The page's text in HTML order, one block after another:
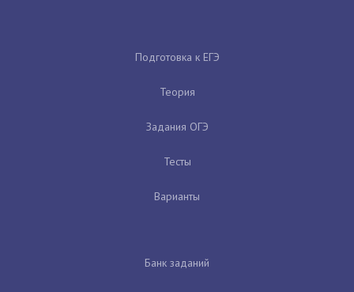
Подготовка к ЕГЭ
Теория
Задания ОГЭ
Тесты
Варианты
Банк заданий